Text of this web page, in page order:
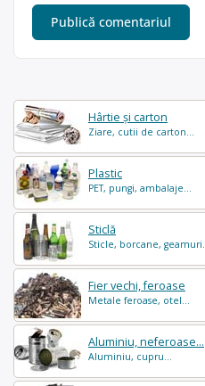
Hârtie și carton
Ziare, cutii de carton...
Plastic
PET, pungi, ambalaje...
Sticlă
Sticle, borcane, geamuri...
Fier vechi, feroase
Metale feroase, otel...
Aluminiu, neferoase...
Aluminiu, cupru...